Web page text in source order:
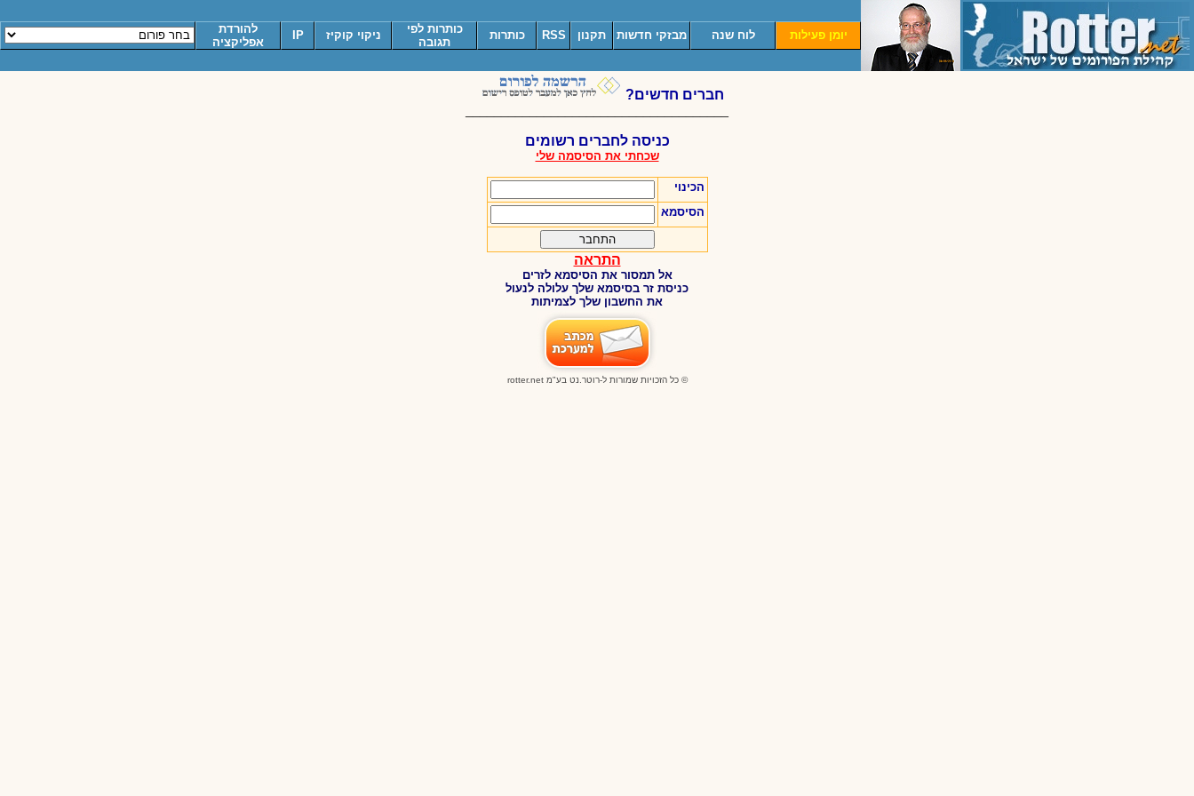
יומן פעילות לוח שנה מבזקי חדשות תקנון RSS כותרות
כותרות לפי
תגובה
ניקוי קוקיז IP
להורדת
אפליקציה
חברים חדשים?
כניסה לחברים רשומים
שכחתי את הסיסמה שלי
הכינוי
הסיסמא
התראה
אל תמסור את הסיסמא לזרים
כניסת זר בסיסמא שלך עלולה לנעול
את החשבון שלך לצמיתות
© כל הזכויות שמורות ל-רוטר.נט בע"מrotter.net